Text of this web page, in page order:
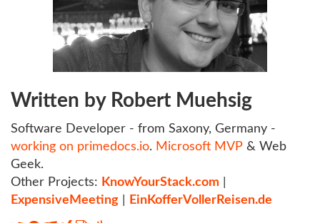
Written by Robert Muehsig
Software Developer - from Saxony, Germany -
working on primedocs.io. Microsoft MVP & Web
Geek.
Other Projects: KnowYourStack.com
ExpensiveMeeting
EinKofferVollerReisen.de